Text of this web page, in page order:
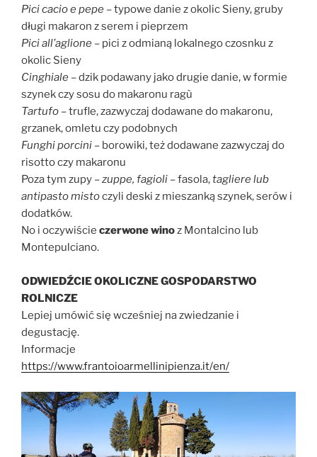
Pici cacio e pepe – typowe danie z okolic Sieny, gruby
długi makaron z serem i pieprzem
Pici all’aglione – pici z odmianą lokalnego czosnku z
okolic Sieny
Cinghiale – dzik podawany jako drugie danie, w formie
szynek czy sosu do makaronu ragù
Tartufo – trufle, zazwyczaj dodawane do makaronu,
grzanek, omletu czy podobnych
Funghi porcini – borowiki, też dodawane zazwyczaj do
risotto czy makaronu
Poza tym zupy –zuppe, fagioli – fasola,tagliere lub
antipasto mistoczyli deski z mieszanką szynek, serów i
dodatków.
No i oczywiście czerwone winoz Montalcino lub
Montepulciano.
ODWIEDŹCIE OKOLICZNE GOSPODARSTWO
ROLNICZE
Lepiej umówić się wcześniej na zwiedzanie i
degustację.
Informacje
https://www.frantoioarmellinipienza.it/en/